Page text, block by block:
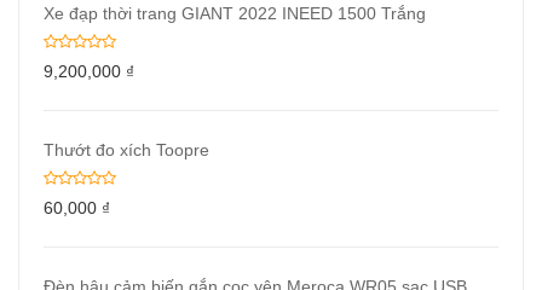
Xe đạp thời trang GIANT 2022 INEED 1500 Trắng
9,200,000 ₫
Thướt đo xích Toopre
60,000 ₫
Đèn hậu cảm biến gắn cọc yên Meroca WR05 sạc USB